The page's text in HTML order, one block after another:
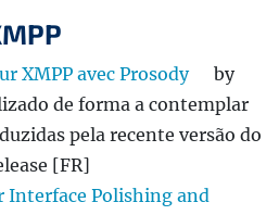
XMPP avec Prosody
by
de forma a contemplar
pela recente versão do
[FR]
Interface Polishing and